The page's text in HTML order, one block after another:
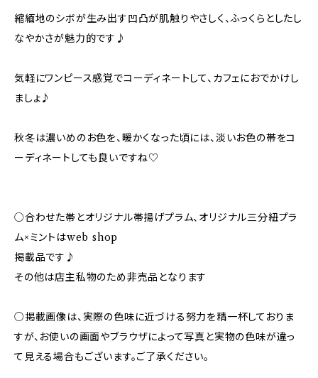
縮緬地のシボが生み出す凹凸が肌触りやさしく、ふっくらとしたし
なやかさが魅力的です♪
気軽にワンピース感覚でコーディネートして、カフェにおでかけし
ましょ♪
秋冬は濃いめのお色を、暖かくなった頃には、淡いお色の帯をコ
ーディネートしても良いですね♡
○合わせた帯とオリジナル帯揚げプラム、オリジナル三分紐プラ
ム×ミントはweb shop
掲載品です♪
その他は店主私物のため非売品となります
○掲載画像は、実際の色味に近づける努力を精一杯しておりま
すが、お使いの画面やブラウザによって写真と実物の色味が違っ
て見える場合もございます。ご了承ください。